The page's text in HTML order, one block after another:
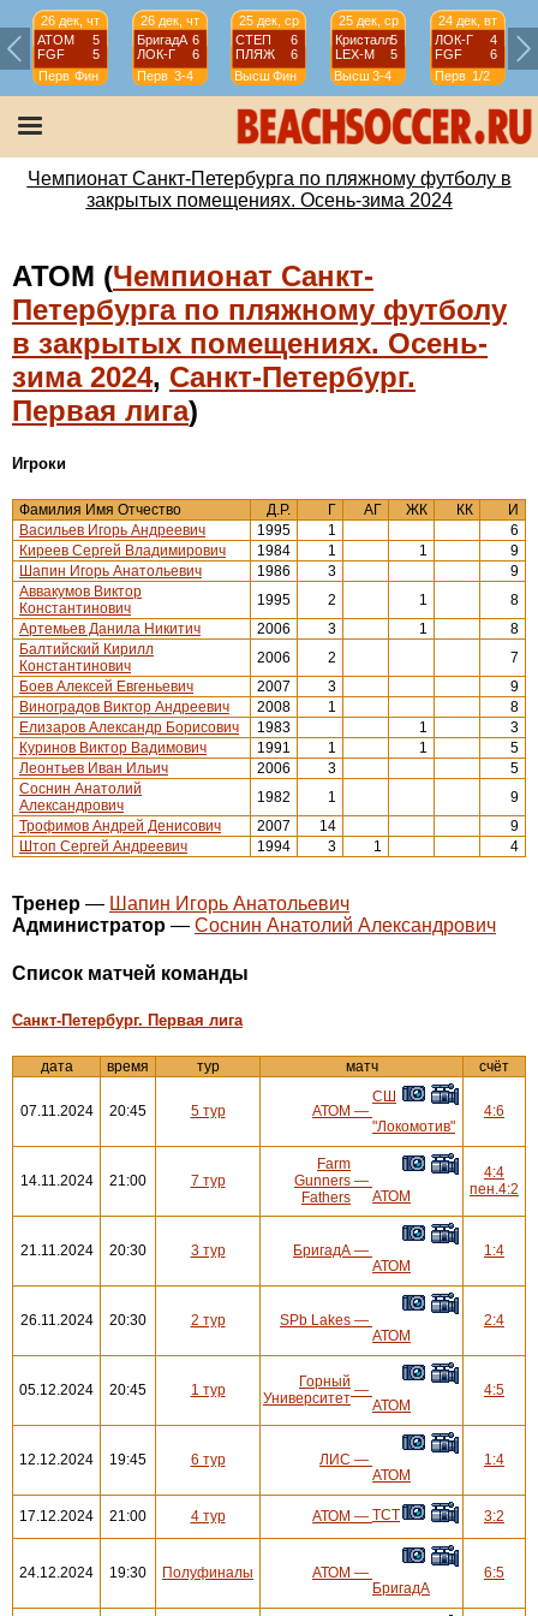
26 дек, чт
АТОМ
5
FGF
5
Перв Фин
26 дек, чт
БригадА 6
ЛОК-Г
6
Перв 3-4
25 дек, ср
СТЕП
6
ПЛЯЖ
6
Высш Фин
25 дек, ср
Кристалл5
LEX-М
5
Высш 3-4
24 дек, вт
ЛОК-Г
4
FGF
6
Перв 1/2
Чемпионат Санкт-Петербурга по пляжному футболу в
закрытых помещениях. Осень-зима 2024
АТОМ (Чемпионат Санкт-
Петербурга по пляжному футболу
в закрытых помещениях. Осень-
зима 2024, Санкт-Петербург.
Первая лига)
Игроки
Фамилия Имя Отчество Д.Р. Г АГ ЖК КК
И
Васильев Игорь Андреевич
1995 1
6
Киреев Сергей Владимирович
1984 1 1
9
Шапин Игорь Анатольевич
1986 3
9
Аввакумов Виктор
Константинович
1995 2 1
8
Артемьев Данила Никитич
2006 3 1
8
Балтийский Кирилл
Константинович
2006 2
7
Боев Алексей Евгеньевич
2007 3
9
Виноградов Виктор Андреевич
2008 1
8
Елизаров Александр Борисович
1983 1
3
Куринов Виктор Вадимович
1991 1 1
5
Леонтьев Иван Ильич
2006 3
5
Соснин Анатолий
Александрович
1982 1
9
Трофимов Андрей Денисович
2007 14
9
Штоп Сергей Андреевич
1994 3 1 4
Тренер — Шапин Игорь Анатольевич
Администратор — Соснин Анатолий Александрович
Cписок матчей команды
Санкт-Петербург. Первая лига
дата время тур матч счёт
07.11.2024 20:45 5 тур АТОМ —
СШ
"Локомотив"
4:6
14.11.2024 21:00 7 тур
Farm
Gunners
Fathers
—
АТОМ
4:4
пен.4:2
21.11.2024 20:30 3 тур БригадА —
АТОМ
1:4
26.11.2024 20:30 2 тур SPb Lakes —
АТОМ
2:4
05.12.2024 20:45 1 тур
Горный
Университет —
АТОМ
4:5
12.12.2024 19:45 6 тур ЛИС —
АТОМ
1:4
17.12.2024 21:00 4 тур АТОМ — ТСТ 3:2
24.12.2024 19:30 Полуфиналы АТОМ —
БригадА
6:5